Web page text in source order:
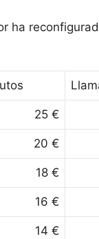
ha
25 €
20 €
18 €
16 €
14 €